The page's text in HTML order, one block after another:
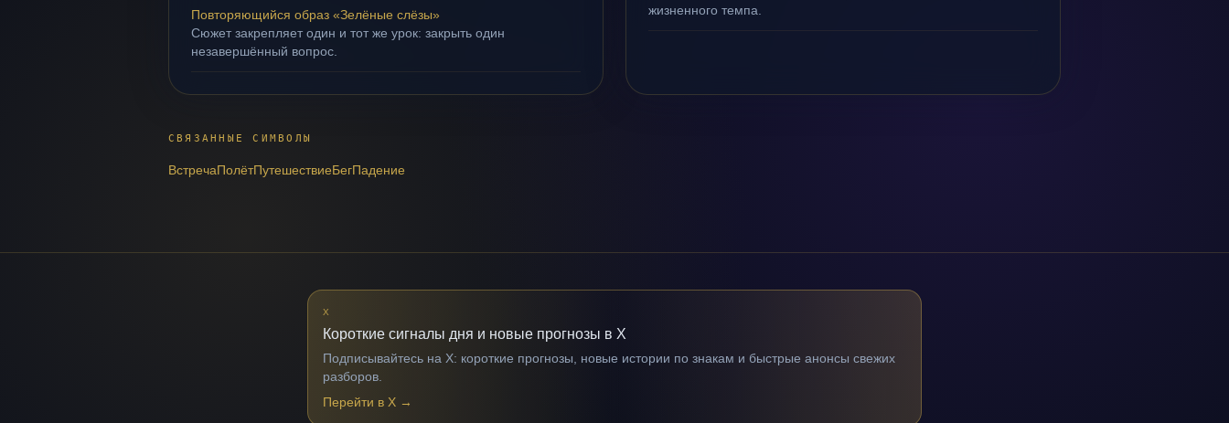
Повторяющийся образ «Зелёные слёзы»
Сюжет закрепляет один и тот же урок: закрыть один
незавершённый вопрос.
жизненного темпа.
СВЯЗАННЫЕ СИМВОЛЫ
ВстречаПолётПутешествиеБегПадение
X
Короткие сигналы дня и новые прогнозы в X
Подписывайтесь на X: короткие прогнозы, новые истории по знакам и быстрые анонсы свежих
разборов.
Перейти в X →